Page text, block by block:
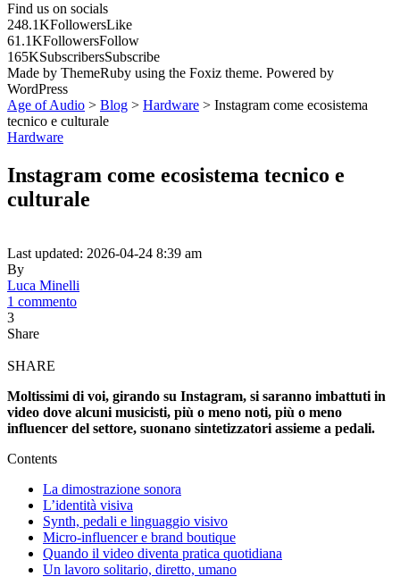
Find us on socials
248.1KFollowersLike
61.1KFollowersFollow
165KSubscribersSubscribe
Made by ThemeRuby using the Foxiz theme. Powered by
WordPress
Age of Audio > Blog > Hardware > Instagram come ecosistema
tecnico e culturale
Hardware
Instagram come ecosistema tecnico e
culturale
Last updated: 2026-04-24 8:39 am
By
Luca Minelli
1 commento
3
Share
SHARE
Moltissimi di voi, girando su Instagram, si saranno imbattuti in
video dove alcuni musicisti, più o meno noti, più o meno
influencer del settore, suonano sintetizzatori assieme a pedali.
Contents
La dimostrazione sonora
L’identità visiva
Synth, pedali e linguaggio visivo
Micro-influencer e brand boutique
Quando il video diventa pratica quotidiana
Un lavoro solitario, diretto, umano